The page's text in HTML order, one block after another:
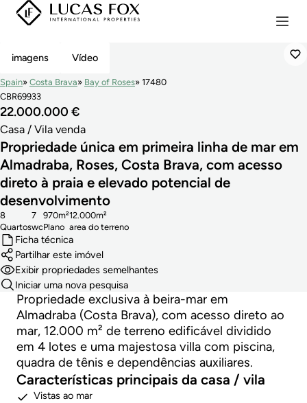
Exclusiva
imagens Vídeo
Spain Costa Brava Bay of Roses
17480
CBR69933
22.000.000 €
Casa / Vila venda
Propriedade única em primeira linha de mar em
Almadraba, Roses, Costa Brava, com acesso
direto à praia e elevado potencial de
desenvolvimento
Quartos
8
wc
7
Plano
970m²
area do terreno
12.000m²
Ficha técnica
Partilhar este imóvel
Exibir propriedades semelhantes
Iniciar uma nova pesquisa
Propriedade exclusiva à beira-mar em
Almadraba (Costa Brava), com acesso direto ao
mar, 12.000 m² de terreno edificável dividido
em 4 lotes e uma majestosa villa com piscina,
quadra de tênis e dependências auxiliares.
Características principais da casa / vila
Vistas ao mar